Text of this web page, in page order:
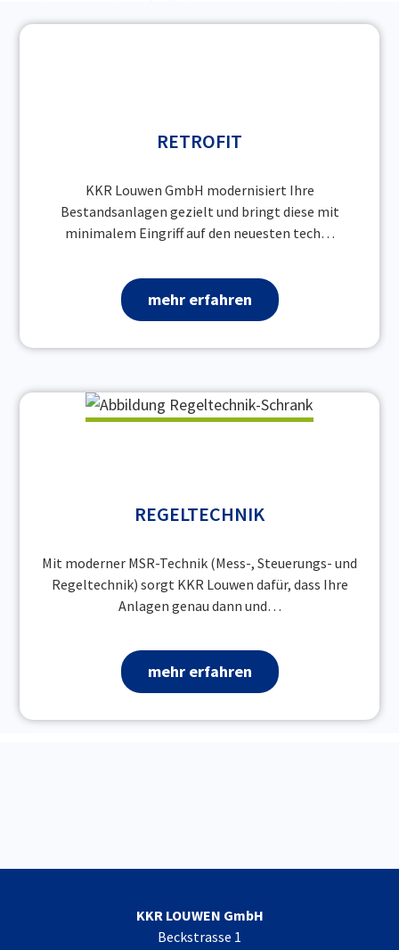
RETROFIT
KKR Louwen GmbH modernisiert Ihre
Bestandsanlagen gezielt und bringt diese mit
minimalem Eingriff auf den neuesten tech…
mehr erfahren
REGELTECHNIK
Mit moderner MSR-Technik (Mess-, Steuerungs- und
Regeltechnik) sorgt KKR Louwen dafür, dass Ihre
Anlagen genau dann und…
mehr erfahren
KKR LOUWEN GmbH
Beckstrasse 1